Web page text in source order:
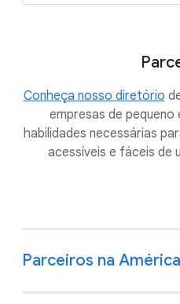
Conheça nosso diretório
empresas de
habilidades necessárias
acessíveis e fáceis de
Parceiros na